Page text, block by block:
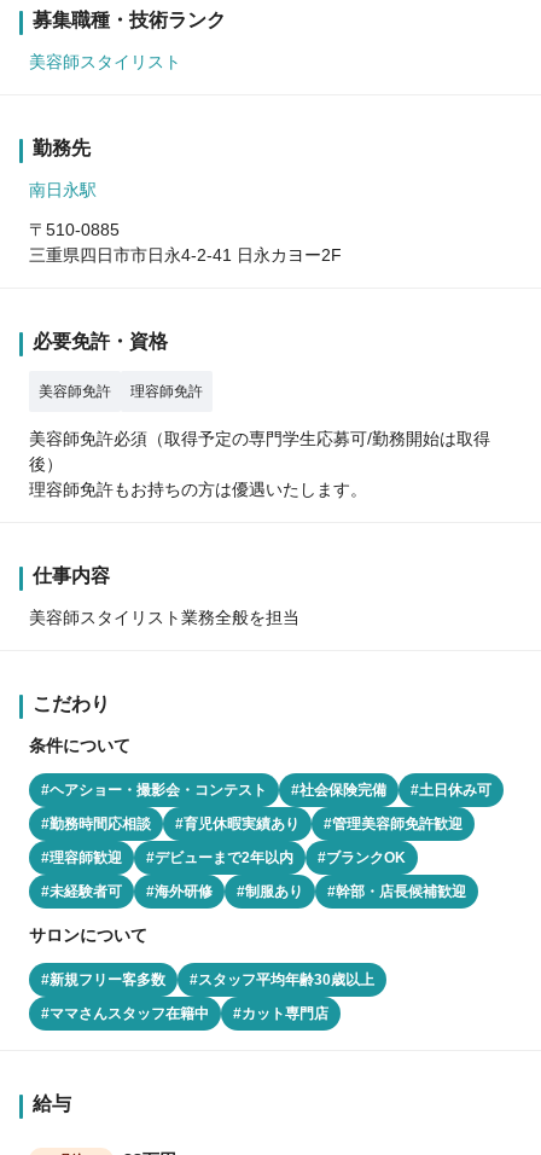
募集職種・技術ランク
美容師スタイリスト
勤務先
南日永駅
〒510-0885
三重県四日市市日永4-2-41 日永カヨー2F
必要免許・資格
美容師免許 理容師免許
美容師免許必須（取得予定の専門学生応募可/勤務開始は取得
後）
理容師免許もお持ちの方は優遇いたします。
仕事内容
美容師スタイリスト業務全般を担当
こだわり
条件について
#ヘアショー・撮影会・コンテスト #社会保険完備
#土日休み可
#勤務時間応相談
#育児休暇実績あり
#管理美容師免許歓迎
#理容師歓迎
#デビューまで2年以内
#ブランクOK
#未経験者可
#海外研修 #制服あり #幹部・店長候補歓迎
サロンについて
#新規フリー客多数
#スタッフ平均年齢30歳以上
#ママさんスタッフ在籍中
#カット専門店
給与